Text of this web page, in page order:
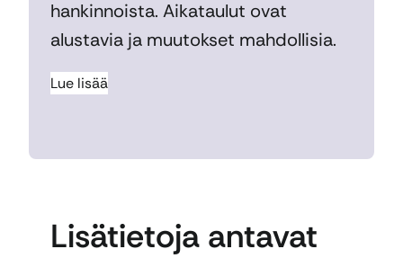
hankinnoista. Aikataulut ovat
alustavia ja muutokset mahdollisia.
Lue lisää
Lisätietoja antavat